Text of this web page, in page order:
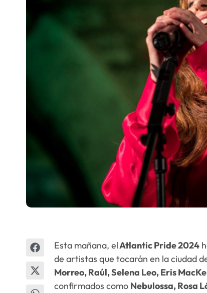
Esta mañana, elAtlantic Pride 2024
de artistas que tocarán en la ciudad
Morreo, Raúl, Selena Leo, Eris
confirmados como Nebulossa, Rosa